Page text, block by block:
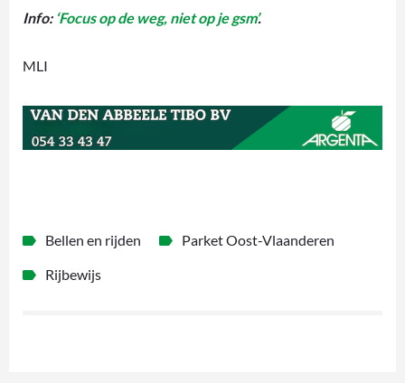
Info: ‘Focus op de weg, niet op je gsm’.
MLI
Bellen en rijden
Parket Oost-Vlaanderen
Rijbewijs